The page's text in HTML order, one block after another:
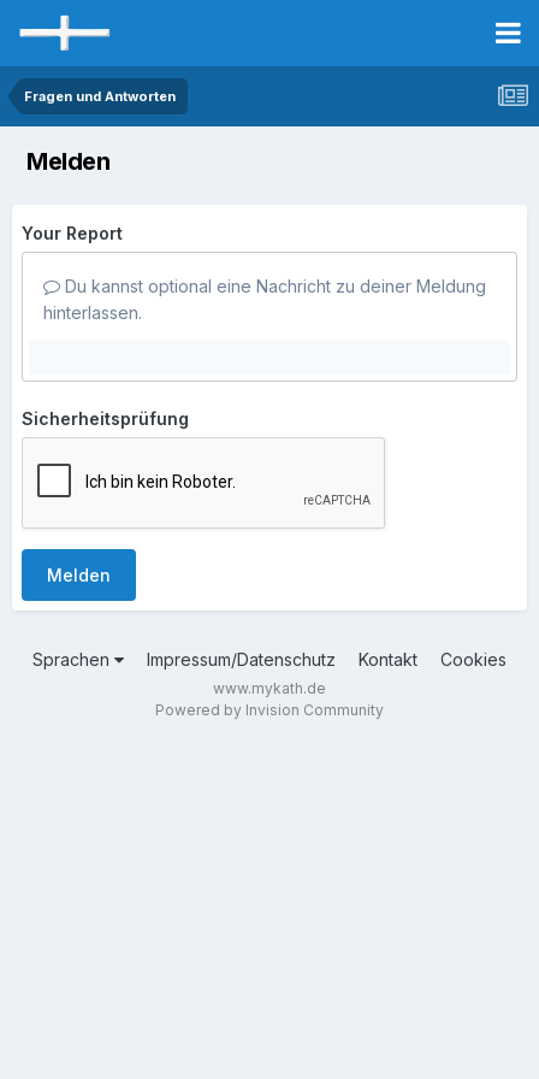
Fragen und Antworten
Melden
Your Report
Du kannst optional eine Nachricht zu deiner Meldung
hinterlassen.
Sicherheitsprüfung
Melden
Sprachen Impressum/Datenschutz Kontakt Cookies
www.mykath.de
Powered by Invision Community